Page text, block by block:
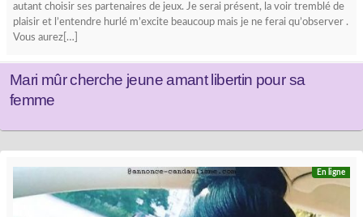
autant choisir ses partenaires de jeux. Je serai présent, la voir tremblé de
plaisir et l’entendre hurlé m’excite beaucoup mais je ne ferai qu’observer .
Vous aurez[…]
Mari mûr cherche jeune amant libertin pour sa
femme
En ligne